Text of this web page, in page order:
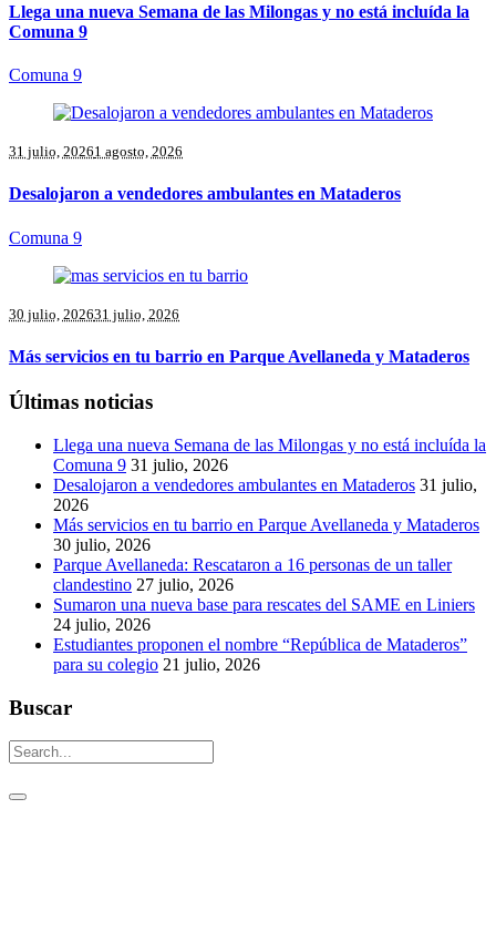
Llega una nueva Semana de las Milongas y no está incluída la
Comuna 9
Comuna 9
31 julio, 20261 agosto, 2026
Desalojaron a vendedores ambulantes en Mataderos
Comuna 9
30 julio, 202631 julio, 2026
Más servicios en tu barrio en Parque Avellaneda y Mataderos
Últimas noticias
Llega una nueva Semana de las Milongas y no está incluída la
Comuna 9 31 julio, 2026
Desalojaron a vendedores ambulantes en Mataderos 31 julio,
2026
Más servicios en tu barrio en Parque Avellaneda y Mataderos
30 julio, 2026
Parque Avellaneda: Rescataron a 16 personas de un taller
clandestino 27 julio, 2026
Sumaron una nueva base para rescates del SAME en Liniers
24 julio, 2026
Estudiantes proponen el nombre “República de Mataderos”
para su colegio 21 julio, 2026
Buscar